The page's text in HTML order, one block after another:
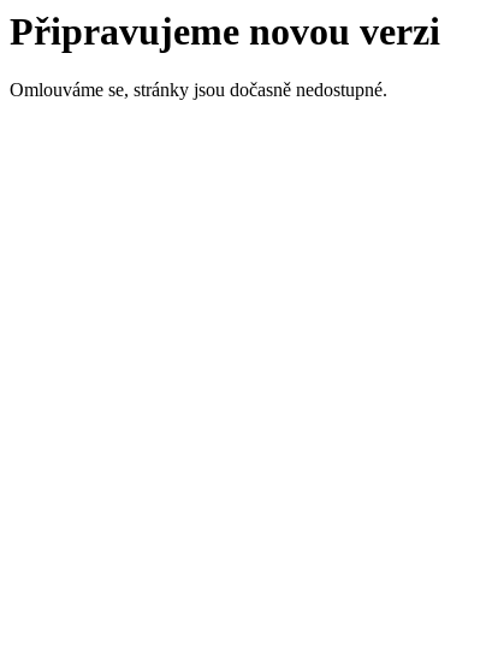
Připravujeme novou verzi
Omlouváme se, stránky jsou dočasně nedostupné.